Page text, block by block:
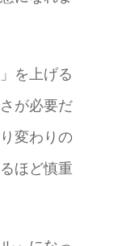
を上げる
が必要だ
変わりの
ほど慎重